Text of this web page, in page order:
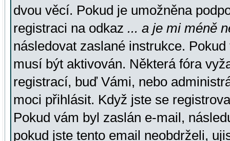
dvou věcí. Pokud je umožněna
registraci na odkaz ... a je mi méně
následovat zaslané instrukce.
musí být aktivován. Některá fóra
registrací, buď Vámi, nebo
moci přihlásit. Když jste se
Pokud vám byl zaslán e-mail,
pokud jste tento email neobdrželi,